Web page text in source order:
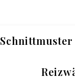
Schnittmuster